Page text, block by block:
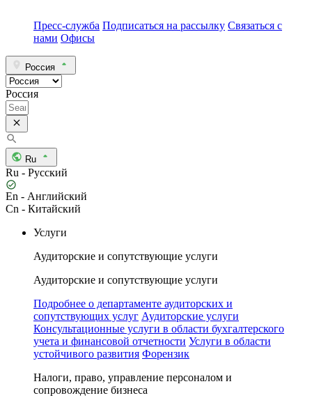
Пресс-служба Подписаться на рассылку Связаться с
нами Офисы
Россия
Россия
Ru
Ru - Русский
En - Английский
Cn - Китайский
Услуги
Аудиторские и сопутствующие услуги
Аудиторские и сопутствующие услуги
Подробнее о департаменте аудиторских и
сопутствующих услуг Аудиторские услуги
Консультационные услуги в области бухгалтерского
учета и финансовой отчетности Услуги в области
устойчивого развития Форензик
Налоги, право, управление персоналом и
сопровождение бизнеса